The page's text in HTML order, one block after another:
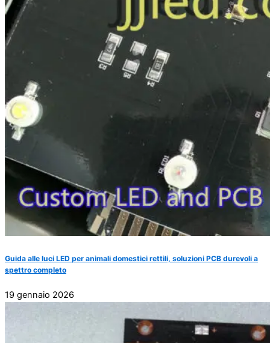
Guida alle luci LED per animali domestici rettili, soluzioni PCB durevoli a
spettro completo
19 gennaio 2026